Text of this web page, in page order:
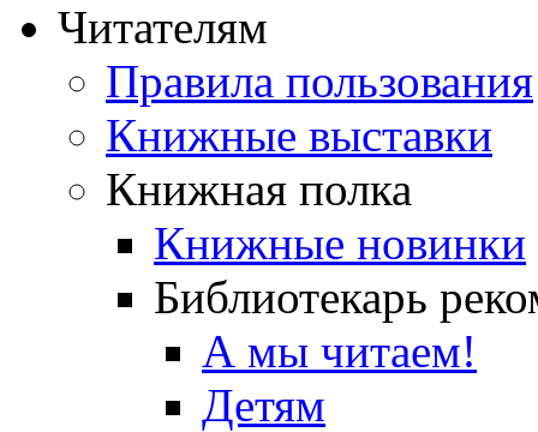
Читателям
Правила пользования
Книжные выставки
Книжная полка
Книжные новинки
Библиотекарь
А мы читаем!
Детям